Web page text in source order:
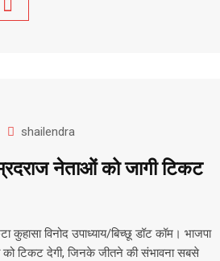
shailendra
नेताओं को जागी टिकट
कुहासा विनोद उपाध्याय/बिच्छू डॉट कॉम। भाजपा
को टिकट देगी, जिनके जीतने की संभावना सबसे